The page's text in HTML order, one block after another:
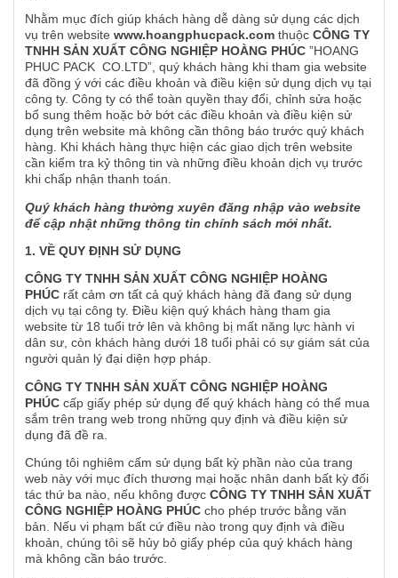
Nhằm mục đích giúp khách hàng dễ dàng sử dụng các dịch
vụ trên website www.hoangphucpack.com thuộc CÔNG TY
TNHH SẢN XUẤT CÔNG NGHIỆP HOÀNG PHÚC ”HOANG
PHUC PACK CO.LTD”, quý khách hàng khi tham gia website
đã đồng ý với các điều khoản và điều kiện sử dụng dịch vụ tại
công ty. Công ty có thể toàn quyền thay đổi, chỉnh sửa hoặc
bổ sung thêm hoặc bở bớt các điều khoản và điều kiện sử
dụng trên website mà không cần thông báo trước quý khách
hàng. Khi khách hàng thực hiện các giao dịch trên website
cần kiểm tra kỷ thông tin và những điều khoản dịch vụ trước
khi chấp nhận thanh toán.
Quý khách hàng thường xuyên đăng nhập vào website
để cập nhật những thông tin chính sách mới nhất.
1. VỀ QUY ĐỊNH SỬ DỤNG
CÔNG TY TNHH SẢN XUẤT CÔNG NGHIỆP HOÀNG
PHÚC rất cảm ơn tất cả quý khách hàng đã đang sử dụng
dịch vụ tại công ty. Điều kiện quý khách hàng tham gia
website từ 18 tuổi trở lên và không bị mất năng lực hành vi
dân sư, còn khách hàng dưới 18 tuổi phải có sự giám sát của
người quản lý đại diện hợp pháp.
CÔNG TY TNHH SẢN XUẤT CÔNG NGHIỆP HOÀNG
PHÚC cấp giấy phép sử dụng để quý khách hàng có thể mua
sắm trên trang web trong những quy định và điều kiện sử
dụng đã đề ra.
Chúng tôi nghiêm cấm sử dụng bất kỳ phần nào của trang
web này với mục đích thương mại hoặc nhân danh bất kỳ đối
tác thứ ba nào, nếu không được CÔNG TY TNHH SẢN XUẤT
CÔNG NGHIỆP HOÀNG PHÚC cho phép trước bằng văn
bản. Nếu vi phạm bất cứ điều nào trong quy định và điều
khoản, chúng tôi sẽ hủy bỏ giấy phép của quý khách hàng
mà không cần báo trước.